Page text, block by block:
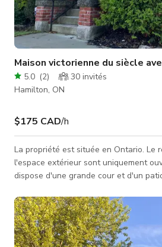
Maison victorienne du siècle
5.0 (2) 30 invités
Hamilton, ON
$175 CAD/h
La propriété est située en Ontario. Le
l'espace extérieur sont uniquement
dispose d'une grande cour et d'un patio. Maison de
originales, telles que : Fenêtres en
Hautes plinthes Portes coulissantes
à manger Bibliothèque intégrée
Située dans un quartier pittoresque